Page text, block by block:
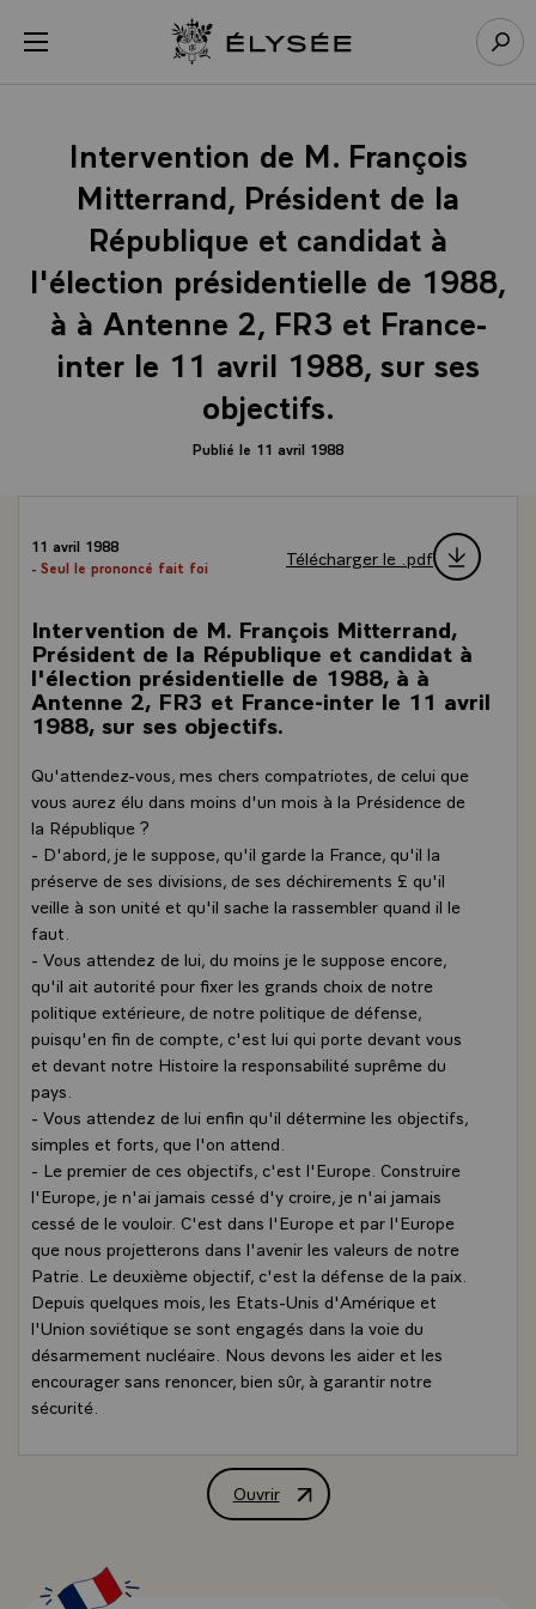
menu Retour à l’accueil Élysée
Intervention de M. François
Mitterrand, Président de la
République et candidat à
l'élection présidentielle de 1988,
à à Antenne 2, FR3 et France-
inter le 11 avril 1988, sur ses
objectifs.
Publié le 11 avril 1988
11 avril 1988
- Seul le prononcé fait foi
Télécharger le .pdf
Intervention de M. François Mitterrand,
Président de la République et candidat à
l'élection présidentielle de 1988, à à
Antenne 2, FR3 et France-inter le 11 avril
1988, sur ses objectifs.
Qu'attendez-vous, mes chers compatriotes, de celui que
vous aurez élu dans moins d'un mois à la Présidence de
la République ?
- D'abord, je le suppose, qu'il garde la France, qu'il la
préserve de ses divisions, de ses déchirements £ qu'il
veille à son unité et qu'il sache la rassembler quand il le
faut.
- Vous attendez de lui, du moins je le suppose encore,
qu'il ait autorité pour fixer les grands choix de notre
politique extérieure, de notre politique de défense,
puisqu'en fin de compte, c'est lui qui porte devant vous
et devant notre Histoire la responsabilité suprême du
pays.
- Vous attendez de lui enfin qu'il détermine les objectifs,
simples et forts, que l'on attend.
- Le premier de ces objectifs, c'est l'Europe. Construire
l'Europe, je n'ai jamais cessé d'y croire, je n'ai jamais
cessé de le vouloir. C'est dans l'Europe et par l'Europe
que nous projetterons dans l'avenir les valeurs de notre
Patrie. Le deuxième objectif, c'est la défense de la paix.
Depuis quelques mois, les Etats-Unis d'Amérique et
l'Union soviétique se sont engagés dans la voie du
désarmement nucléaire. Nous devons les aider et les
encourager sans renoncer, bien sûr, à garantir notre
sécurité.
celles qu'on appelle les pays riches, à réduire le fossé qui
les sépare des pays pauvres.\
compatriotes ? Il n'y a qu'un mot d'ordre : moderniser
nos entreprises et rendre notre industrie et notre
Ouvrir
Intervention de M. François
Panneau de gestion des cookies